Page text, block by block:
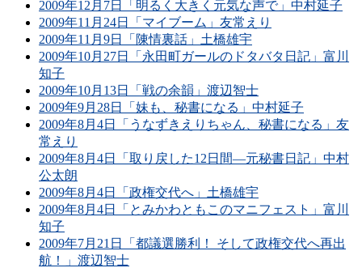
2009年12月7日「明るく大きく元気な声で」中村延子
2009年11月24日「マイブーム」友常えり
2009年11月9日「陳情裏話」土橋雄宇
2009年10月27日「永田町ガールのドタバタ日記」富川
知子
2009年10月13日「戦の余韻」渡辺智士
2009年9月28日「妹も、秘書になる」中村延子
2009年8月4日「うなずきえりちゃん、秘書になる」友
常えり
2009年8月4日「取り戻した12日間―元秘書日記」中村
公太朗
2009年8月4日「政権交代へ」土橋雄宇
2009年8月4日「とみかわともこのマニフェスト」富川
知子
2009年7月21日「都議選勝利！ そして政権交代へ再出
航！」渡辺智士